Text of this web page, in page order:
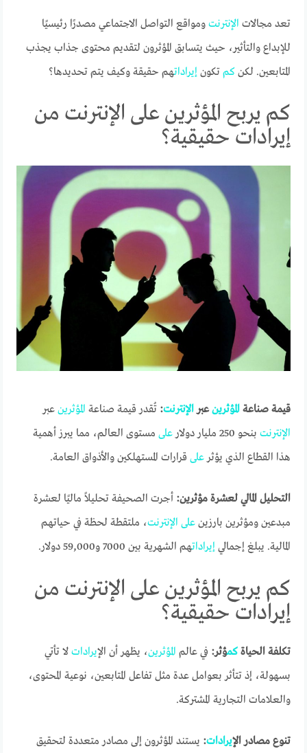
تعد مجالات الإنترنت ومواقع التواصل الاجتماعي مصدرًا رئيسيًا
للإبداع والتأثير، حيث يتسابق المؤثرون لتقديم محتوى جذاب يجذب
المتابعين. لكنكم تكونإيراداتهم حقيقة وكيف يتم تحديدها؟
كم يربح المؤثرين على الإنترنت من
إيرادات حقيقية؟
قيمة صناعةالمؤثرينعبرالإنترنت: تُقدر قيمة صناعة المؤثرين عبر
الإنترنت بنحو 250 مليار دولار على مستوى العالم، مما يبرز أهمية
هذا القطاع الذي يؤثرعلى قرارات المستهلكين والأذواق العامة.
التحليل المالي لعشرة مؤثرين: أجرت الصحيفة تحليلاً ماليًا لعشرة
مبدعين ومؤثرين بارزينعلى الإنترنت، ملتقطة لحظة في حياتهم
المالية. يبلغ إجماليإيراداتهم الشهرية بين 7000 و59,000 دولار.
كم يربح المؤثرين على الإنترنت من
إيرادات حقيقية؟
تكلفة الحياةكمؤثر: في عالم المؤثرين، يظهر أن الإيرادات لا تأتي
بسهولة، إذ تتأثر بعوامل عدة مثل تفاعل المتابعين، نوعية المحتوى،
والعلامات التجارية المشتركة.
تنوع مصادر الإيرادات: يستند المؤثرون إلى مصادر متعددة لتحقيق